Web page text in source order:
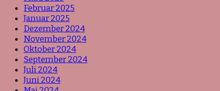
Februar 2025
Januar 2025
Dezember 2024
November 2024
Oktober 2024
September 2024
Juli 2024
Juni 2024